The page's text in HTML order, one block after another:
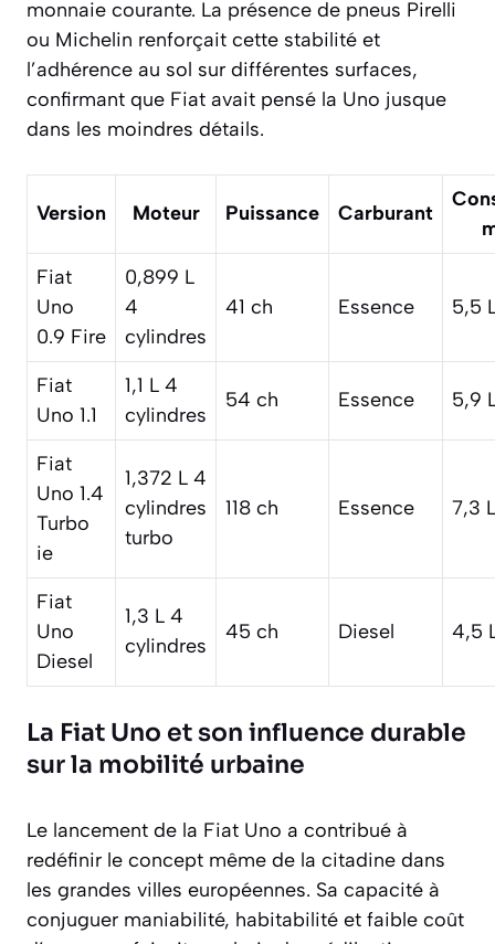
monnaie courante. La présence de pneus Pirelli
ou Michelin renforçait cette stabilité et
l’adhérence au sol sur différentes surfaces,
confirmant que Fiat avait pensé la Uno jusque
dans les moindres détails.
Version Moteur Puissance Carburant
Fiat
Uno
0.9 Fire
0,899 L
4
cylindres
41 ch Essence 5,5
Fiat
Uno 1.1
1,1 L 4
cylindres
54 ch Essence 5,9
Fiat
Uno 1.4
Turbo
ie
1,372 L 4
cylindres
turbo
118 ch Essence 7,3
Fiat
Uno
Diesel
1,3 L 4
cylindres
45 ch Diesel 4,5
La Fiat Uno et son influence durable
sur la mobilité urbaine
Le lancement de la Fiat Uno a contribué à
redéfinir le concept même de la citadine dans
les grandes villes européennes. Sa capacité à
conjuguer maniabilité, habitabilité et faible coût